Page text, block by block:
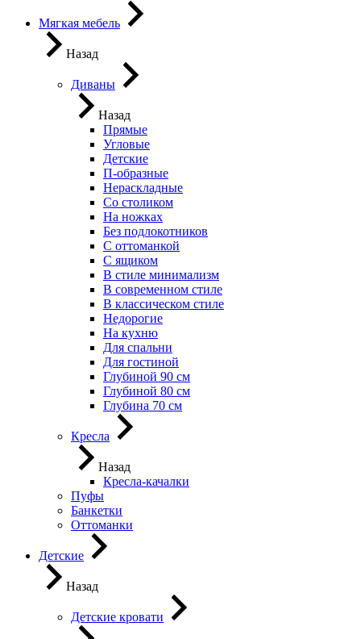
Мягкая мебель
Назад
Диваны
Назад
Прямые
Угловые
Детские
П-образные
Нераскладные
Со столиком
На ножках
Без подлокотников
С оттоманкой
С ящиком
В стиле минимализм
В современном стиле
В классическом стиле
Недорогие
На кухню
Для спальни
Для гостиной
Глубиной 90 см
Глубиной 80 см
Глубина 70 см
Кресла
Назад
Кресла-качалки
Пуфы
Банкетки
Оттоманки
Детские
Назад
Детские кровати